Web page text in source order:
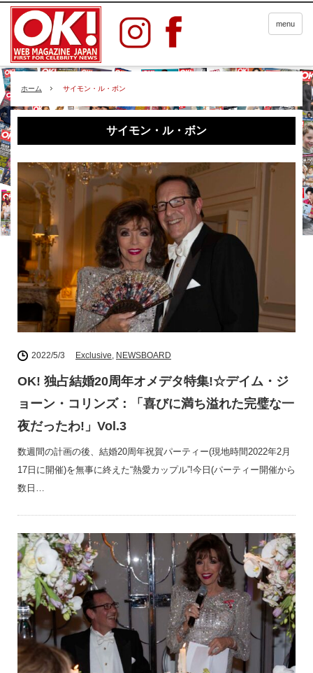
menu
ホーム サイモン・ル・ボン
サイモン・ル・ボン
2022/5/3 Exclusive, NEWSBOARD
OK! 独占結婚20周年オメデタ特集!☆デイム・ジ
ョーン・コリンズ：「喜びに満ち溢れた完璧な一
夜だったわ!」Vol.3
数週間の計画の後、結婚20周年祝賀パーティー(現地時間2022年2月
17日に開催)を無事に終えた“熱愛カップル”!今日(パーティー開催から
数日…